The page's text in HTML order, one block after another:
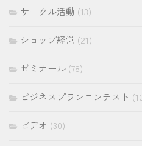
サークル活動 (13)
ショップ経営 (21)
ゼミナール (78)
ビジネスプランコンテスト
ビデオ (30)